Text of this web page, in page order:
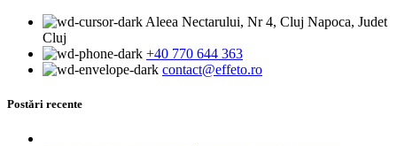
Aleea Nectarului, Nr 4, Cluj Napoca, Judet
Cluj
+40 770 644 363
contact@effeto.ro
Postări recente